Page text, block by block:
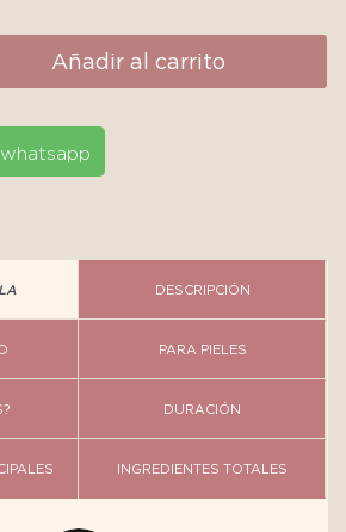
Añadir al carrito
DESCRIPCIÓN
PARA PIELES
DURACIÓN
INGREDIENTES TOTALES